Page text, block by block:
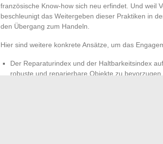
französische Know-how sich neu erfindet. Und weil
beschleunigt das Weitergeben dieser Praktiken in
den Übergang zum Handeln.
Hier sind weitere konkrete Ansätze, um das
Der Reparaturindex und der Haltbarkeitsindex
robuste und reparierbare Objekte zu